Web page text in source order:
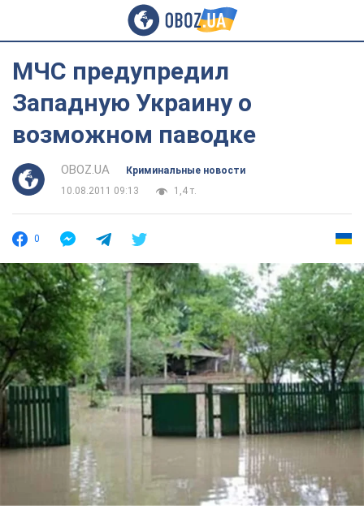
МЧС предупредил
Западную Украину о
возможном паводке
OBOZ.UA
Криминальные новости
10.08.2011 09:13
1,4 т.
0